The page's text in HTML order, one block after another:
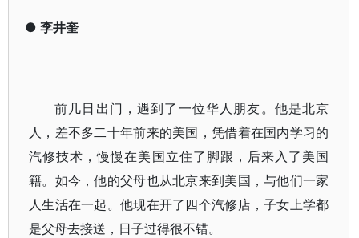
● 李井奎
前几日出门，遇到了一位华人朋友。他是北京
人，差不多二十年前来的美国，凭借着在国内学习的
汽修技术，慢慢在美国立住了脚跟，后来入了美国
籍。如今，他的父母也从北京来到美国，与他们一家
人生活在一起。他现在开了四个汽修店，子女上学都
是父母去接送，日子过得很不错。